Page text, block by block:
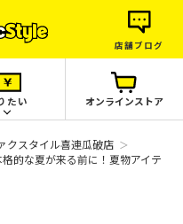
店舗ブログ
たい オンラインストア
クスタイル喜連瓜破店
的な夏が来る前に！夏物アイテ